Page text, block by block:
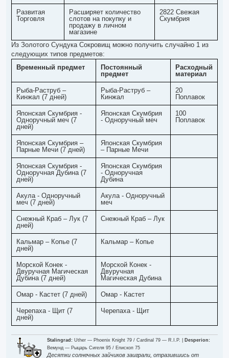
Развитая
Торговля
Расширяет количество
слотов на покупку и
продажу в личном
магазине
2822 Свежая
Скумбрия
Из Золотого Сундука Сокровищ можно получить случайно 1 из
следующих типов предметов:
Временный предмет
Постоянный
предмет
Расходный
материал
Рыба-Раструб –
Кинжал (7 дней)
Рыба-Раструб –
Кинжал
20
Поплавок
Японская Скумбрия -
Одноручный меч (7
дней)
Японская Скумбрия
- Одноручный меч
100
Поплавок
Японская Скумбрия –
Парные Мечи (7 дней)
Японская Скумбрия
– Парные Мечи
Японская Скумбрия -
Одноручная Дубина (7
дней)
Японская Скумбрия
- Одноручная
Дубина
Акула - Одноручный
меч (7 дней)
Акула - Одноручный
меч
Снежный Краб – Лук (7
дней)
Снежный Краб – Лук
Кальмар – Копье (7
дней)
Кальмар – Копье
Морской Конек -
Двуручная Магическая
Дубина (7 дней)
Морской Конек -
Двуручная
Магическая Дубина
Омар - Кастет (7 дней) Омар - Кастет
Черепаха - Щит (7
дней)
Черепаха - Щит
Stalingrad: Uther — Phoenix Knight 79 / Cardinal 79 — R.I.P. |
Desperion:
Вемунд — Рыцарь Сигеля 95 / Епископ 75
Десятки солнечных зайчиков заиграли, отразившись от